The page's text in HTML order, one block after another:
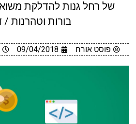
של רחל גנות להדלקת
בורות וטהרנות /
פוסט אורח 09/04/2018